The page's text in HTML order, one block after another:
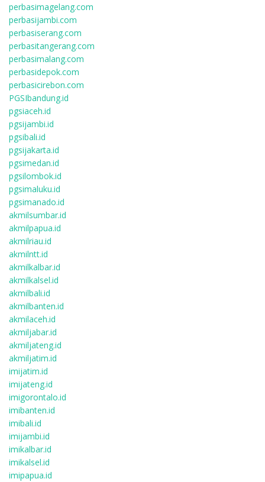
perbasimagelang.com
perbasijambi.com
perbasiserang.com
perbasitangerang.com
perbasimalang.com
perbasidepok.com
perbasicirebon.com
PGSIbandung.id
pgsiaceh.id
pgsijambi.id
pgsibali.id
pgsijakarta.id
pgsimedan.id
pgsilombok.id
pgsimaluku.id
pgsimanado.id
akmilsumbar.id
akmilpapua.id
akmilriau.id
akmilntt.id
akmilkalbar.id
akmilkalsel.id
akmilbali.id
akmilbanten.id
akmilaceh.id
akmiljabar.id
akmiljateng.id
akmiljatim.id
imijatim.id
imijateng.id
imigorontalo.id
imibanten.id
imibali.id
imijambi.id
imikalbar.id
imikalsel.id
imipapua.id